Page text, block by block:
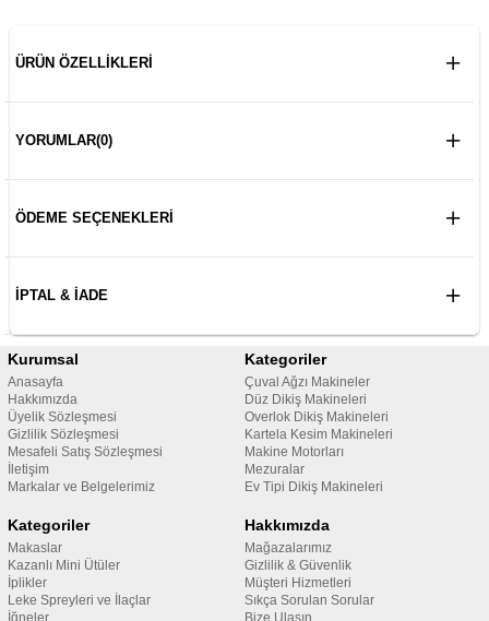
ÜRÜN ÖZELLIKLERI
YORUMLAR(0)
ÖDEME SEÇENEKLERI
İPTAL & İADE
Kurumsal
Anasayfa
Hakkımızda
Üyelik Sözleşmesi
Gizlilik Sözleşmesi
Mesafeli Satış Sözleşmesi
İletişim
Markalar ve Belgelerimiz
Kategoriler
Çuval Ağzı Makineler
Düz Dikiş Makineleri
Overlok Dikiş Makineleri
Kartela Kesim Makineleri
Makine Motorları
Mezuralar
Ev Tipi Dikiş Makineleri
Kategoriler
Makaslar
Kazanlı Mini Ütüler
İplikler
Leke Spreyleri ve İlaçlar
İğneler
Hakkımızda
Mağazalarımız
Gizlilik & Güvenlik
Müşteri Hizmetleri
Sıkça Sorulan Sorular
Bize Ulaşın